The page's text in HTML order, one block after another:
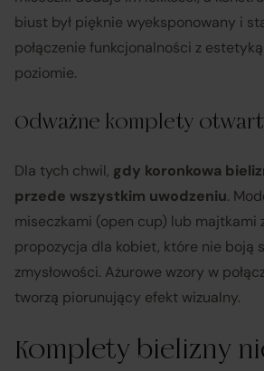
biust był pięknie wyeksponowany i
połączenie funkcjonalności z
poziomie.
Odważne komplety
Dla tych chwil, gdy koronkowa
przede wszystkim uwodzeniu.
miseczkami (open cup) lub majtkami
propozycja dla kobiet, które nie boją
zmysłowości. Ażurowe wzory w
tworzą piorunujący efekt wizualny.
Komplety bielizny